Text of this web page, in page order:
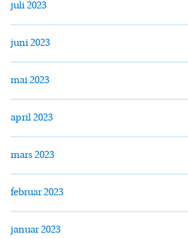
juli 2023
juni 2023
mai 2023
april 2023
mars 2023
februar 2023
januar 2023